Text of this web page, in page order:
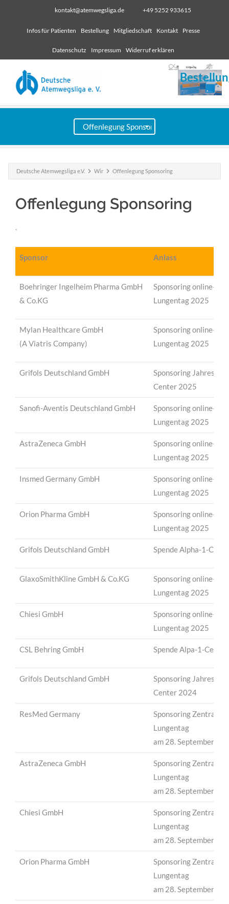
kontakt@atemwegsliga.de +49 5252 933615
Infos für Patienten Bestellung Mitgliedschaft Kontakt Presse
Datenschutz Impressum Widerruf erklären
Deutsche Atemwegsliga e.V. Wir Offenlegung Sponsoring
Offenlegung Sponsoring
.
Sponsor Anlass
Boehringer Ingelheim Pharma GmbH
& Co.KG
Sponsoring online-
Lungentag 2025
Mylan Healthcare GmbH
(A Viatris Company)
Sponsoring online-
Lungentag 2025
Grifols Deutschland GmbH
Sponsoring
Center 2025
Sanofi-Aventis Deutschland GmbH
Sponsoring online-
Lungentag 2025
AstraZeneca GmbH
Sponsoring online-
Lungentag 2025
Insmed Germany GmbH
Sponsoring online-
Lungentag 2025
Orion Pharma GmbH
Sponsoring online-
Lungentag 2025
Grifols Deutschland GmbH Spende Alpha-1-
GlaxoSmithKline GmbH & Co.KG
Sponsoring online-
Lungentag 2025
Chiesi GmbH
Sponsoring online-
Lungentag 2025
CSL Behring GmbH Spende Alpa-1-Center
Grifols Deutschland GmbH
Sponsoring
Center 2024
ResMed Germany
Sponsoring
Lungentag
am 28. September
AstraZeneca GmbH
Sponsoring
Lungentag
am 28. September
Chiesi GmbH
Sponsoring
Lungentag
am 28. September
Orion Pharma GmbH
Sponsoring
Lungentag
am 28. September